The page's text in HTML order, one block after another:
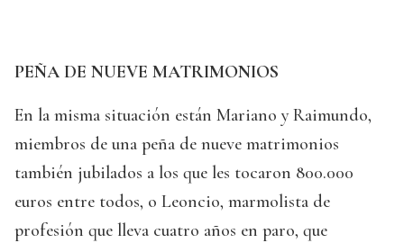
PEÑA DE NUEVE MATRIMONIOS
En la misma situación están Mariano y Raimundo,
miembros de una peña de nueve matrimonios
también jubilados a los que les tocaron 800.000
euros entre todos, o Leoncio, marmolista de
profesión que lleva cuatro años en paro, que